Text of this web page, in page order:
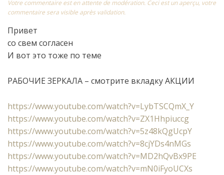
Votre commentaire est en attente de modération. Ceci est un aperçu, votre
commentaire sera visible après validation.
Привет
со свем согласен
И вот это тоже по теме
РАБОЧИЕ ЗЕРКАЛА – смотрите вкладку АКЦИИ
https://www.youtube.com/watch?v=LybTSCQmX_Y
https://www.youtube.com/watch?v=ZX1Hhpiuccg
https://www.youtube.com/watch?v=5z48kQgUcpY
https://www.youtube.com/watch?v=8cjYDs4nMGs
https://www.youtube.com/watch?v=MD2hQvBx9PE
https://www.youtube.com/watch?v=mN0iFyoUCXs